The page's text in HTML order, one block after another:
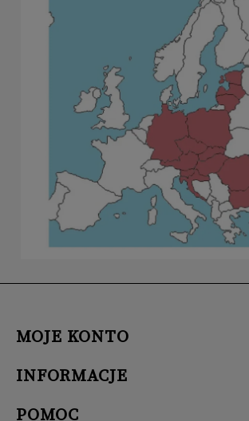
MOJE KONTO
INFORMACJE
POMOC